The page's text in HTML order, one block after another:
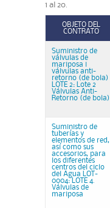
1 al 20.
OBJETO DEL
CONTRATO
Suministro de
válvulas de
mariposa i
válvulas anti-
retorno (de bola)
LOTE 2: Lote 2
Válvulas Anti-
Retorno (de bola)
Suministro de
tuberías y
elementos de red,
así como sus
accesorios, para
los diferentes
centros del ciclo
del Agua LOT-
0004: LOTE 4.
Válvulas de
mariposa